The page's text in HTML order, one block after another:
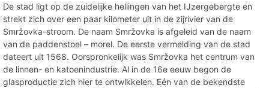
De stad ligt op de zuidelijke hellingen van het IJzergebergte en
strekt zich over een paar kilometer uit in de zijrivier van de
Smržovka-stroom. De naam Smržovka is afgeleid van de naam
van de paddenstoel – morel. De eerste vermelding van de stad
dateert uit 1568. Oorspronkelijk was Smržovka het centrum van
de linnen- en katoenindustrie. Al in de 16e eeuw begon de
glasproductie zich hier te ontwikkelen. Eén van de bekendste